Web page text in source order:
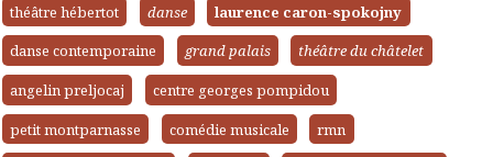
théâtre hébertot
danse
laurence caron-spokojny
danse contemporaine
grand palais
théâtre du châtelet
angelin preljocaj
centre georges pompidou
petit montparnasse
comédie musicale
rmn